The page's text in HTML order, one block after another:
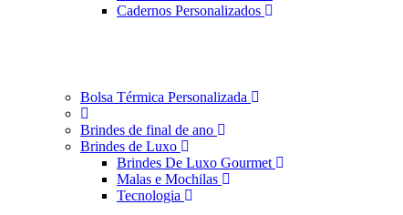
Cadernos Personalizados
Bolsa Térmica Personalizada
Brindes de final de ano
Brindes de Luxo
Brindes De Luxo Gourmet
Malas e Mochilas
Tecnologia